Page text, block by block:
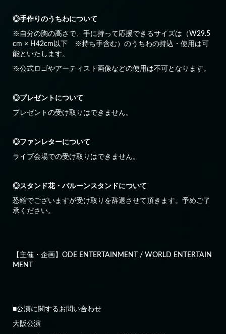
◎手作りのうちわについて
※自分の胸の高さで、手に持って応援できるサイズは（W29.5
cm × H42cm以下 ※持ち手含む）のうちわの持込・使用は可
能といたします。
※公式ロゴやアーティスト画像などの使用は不可となります。
◎プレゼントについて
プレゼントの受け取りはできません。
◎ファンレターについて
ライブ会場での受け取りはできません。
◎スタンド花・バルーンスタンドについて
恐縮でございますが受け取りを辞退させて頂きます。予めご了
承ください。
【主催・企画】ODE ENTERTAINMENT / WORLD ENTERTAIN
MENT
■公演に関するお問い合わせ
大阪公演